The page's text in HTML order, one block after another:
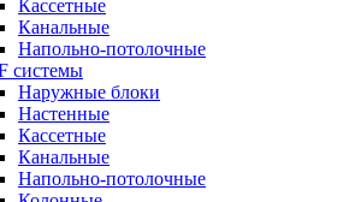
Кассетные
Канальные
Напольно-потолочные
системы
Наружные блоки
Настенные
Кассетные
Канальные
Напольно-потолочные